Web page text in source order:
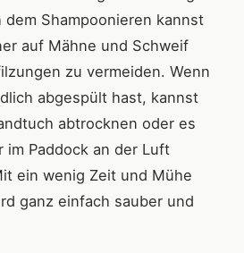
dem Shampoonieren kannst
auf Mähne und Schweif
zu vermeiden. Wenn
abgespült hast, kannst
abtrocknen oder es
im Paddock an der Luft
ein wenig Zeit und Mühe
ganz einfach sauber und